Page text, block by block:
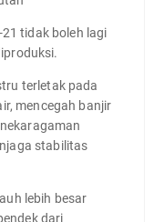
tidak boleh lagi
terletak pada
mencegah banjir
stabilitas
lebih besar
dari